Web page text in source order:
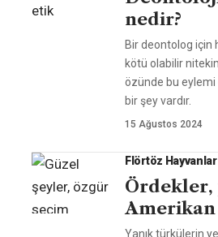
nedir?
Bir deontolog için
kötü olabilir
özünde bu
bir şey vardır.
15 Ağustos 2024
Flörtöz Hayvanlar
Ördekler,
Yanık türkülerin